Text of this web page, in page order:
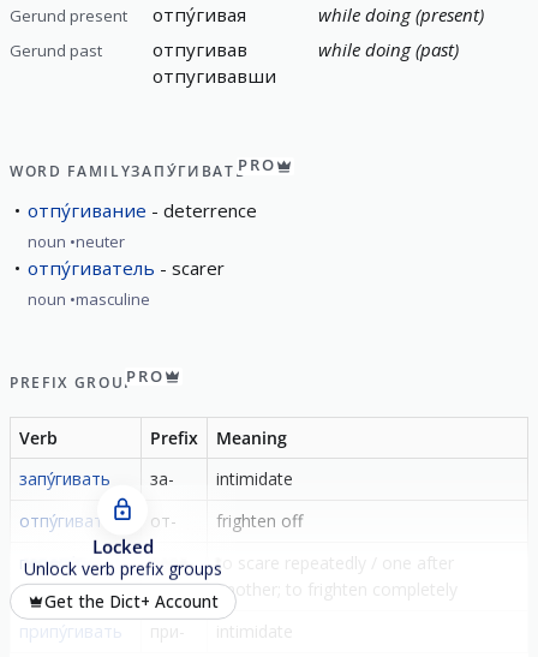
Gerund present отпу́гивая while doing (present)
Gerund past
отпугивав
отпугивавши
while doing (past)
WORD FAMILYЗАПУ́ГИВАТЬPRO
отпу́гивание deterrence
noun neuter
отпу́гиватель scarer
noun masculine
PREFIX GROUPPRO
Verb Prefix
Meaning
запу́гивать
за-
intimidate
отпу́гивать
от-
frighten off
перепу́гивать
пере-
to scare repeatedly / one after
another; to frighten completely
припу́гивать
Locked
Unlock verb prefix groups
Get the Dict+ Account